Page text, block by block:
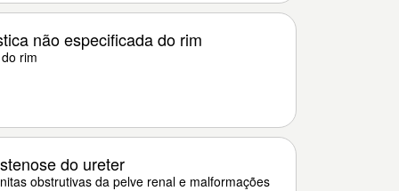
não especificada do rim
rim
do ureter
obstrutivas da pelve renal e malformações